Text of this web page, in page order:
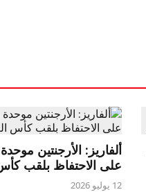
ألفاريز: الأرجنتين
على الاحتفاظ بلقب
12 يوليو 2026